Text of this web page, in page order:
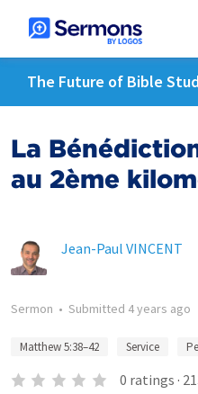
The Future of Bible
La
au 2ème
Jean-Paul VINCENT
Sermon • Submitted 4 years ago
Matthew 5:38–42 Service
0 ratings ·